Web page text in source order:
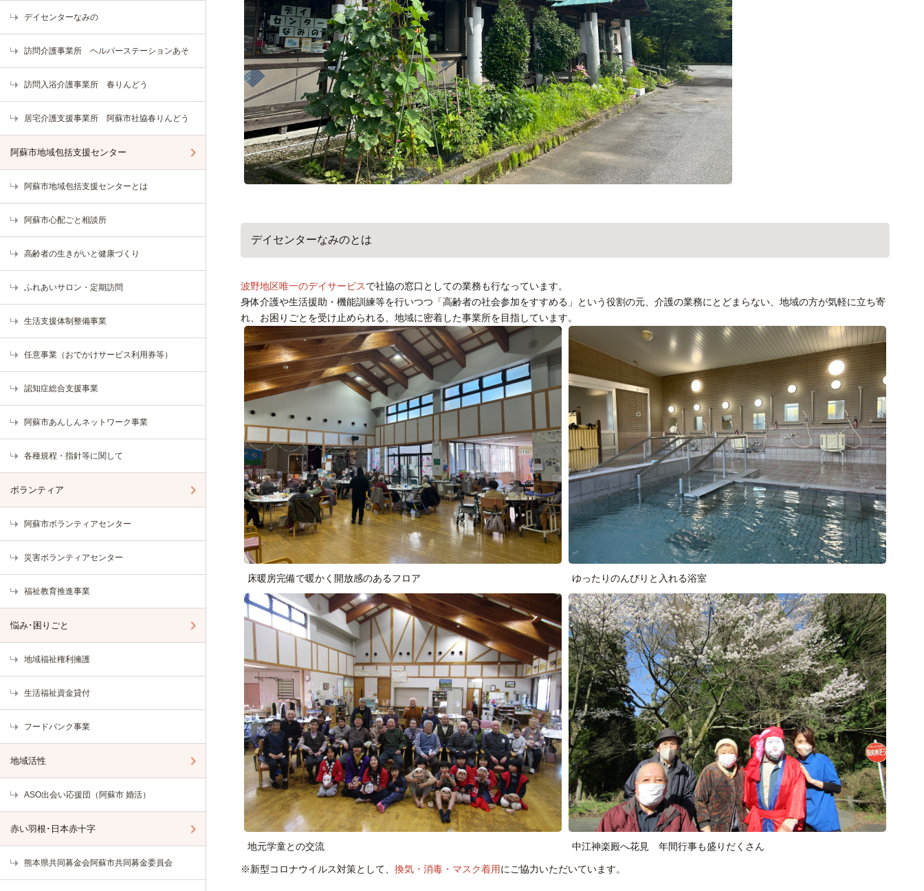
デイセンターなみの
訪問介護事業所 ヘルパーステーションあそ
訪問入浴介護事業所 春りんどう
居宅介護支援事業所 阿蘇市社協春りんどう
阿蘇市地域包括支援センター
阿蘇市地域包括支援センターとは
阿蘇市心配ごと相談所
高齢者の生きがいと健康づくり
ふれあいサロン・定期訪問
生活支援体制整備事業
任意事業（おでかけサービス利用券等）
認知症総合支援事業
阿蘇市あんしんネットワーク事業
各種規程・指針等に関して
ボランティア
阿蘇市ボランティアセンター
災害ボランティアセンター
福祉教育推進事業
悩み･困りごと
地域福祉権利擁護
生活福祉資金貸付
フードバンク事業
地域活性
ASO出会い応援団（阿蘇市 婚活）
赤い羽根･日本赤十字
熊本県共同募金会阿蘇市共同募金委員会
デイセンターなみのとは
波野地区唯一のデイサービス で社協の窓口としての業務も行なっています。
身体介護や生活援助・機能訓練等を行いつつ「高齢者の社会参加をすすめる」という役割の元、介護の業務にとどまらない、地域の方が気軽に立ち寄
れ、お困りごとを受け止められる、地域に密着した事業所を目指しています。
床暖房完備で暖かく開放感のあるフロア ゆったりのんびりと入れる浴室
地元学童との交流 中江神楽殿へ花見 年間行事も盛りだくさん
※新型コロナウイルス対策として、 換気・消毒・マスク着用 にご協力いただいています。